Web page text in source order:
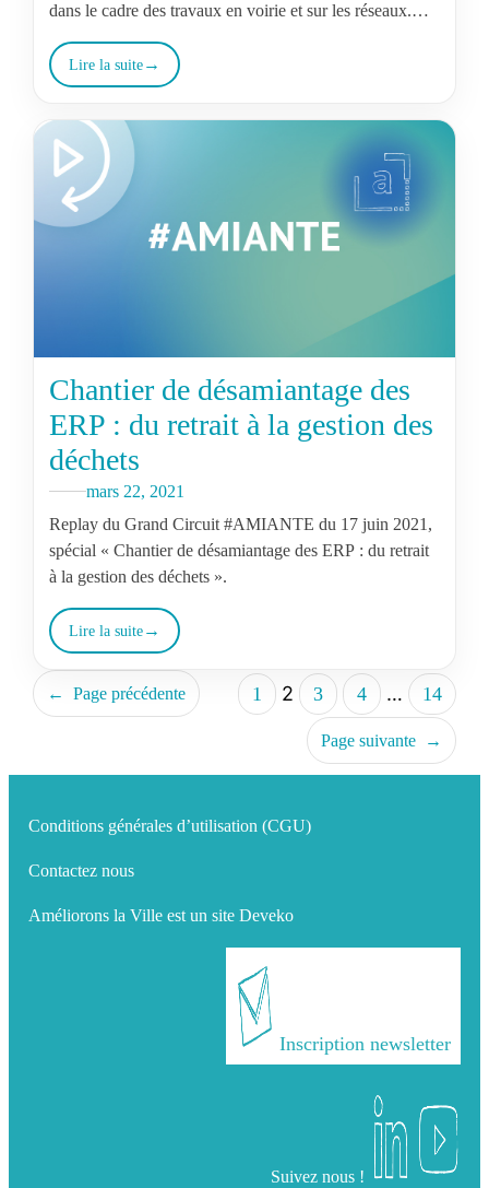
dans le cadre des travaux en voirie et sur les réseaux.
Lire la suite
Chantier de désamiantage des
ERP : du retrait à la gestion des
déchets
mars 22, 2021
Replay du Grand Circuit #AMIANTE du 17 juin 2021,
spécial « Chantier de désamiantage des ERP : du retrait
à la gestion des déchets ».
Lire la suite
← Page précédente 1 2 3 4 … 14
Page suivante →
Conditions générales d’utilisation (CGU)
Contactez nous
Améliorons la Ville est un site Deveko
Inscription newsletter
Suivez nous !